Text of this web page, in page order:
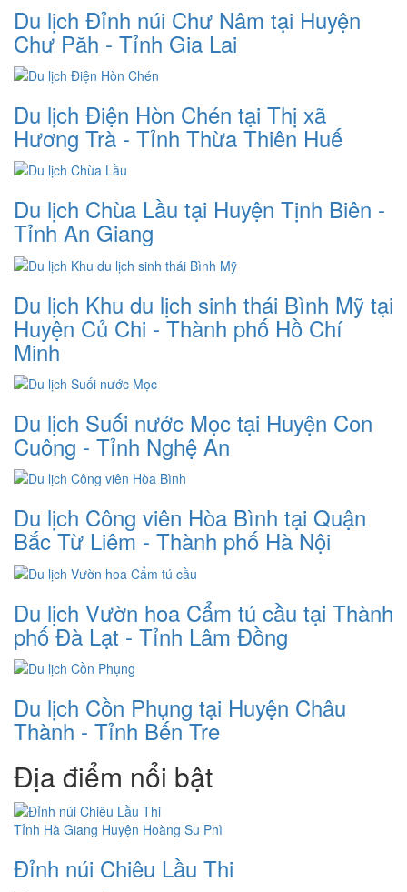
Du lịch Đỉnh núi Chư Nâm tại Huyện
Chư Păh - Tỉnh Gia Lai
Du lịch Điện Hòn Chén tại Thị xã
Hương Trà - Tỉnh Thừa Thiên Huế
Du lịch Chùa Lầu tại Huyện Tịnh Biên -
Tỉnh An Giang
Du lịch Khu du lịch sinh thái Bình Mỹ tại
Huyện Củ Chi - Thành phố Hồ Chí
Minh
Du lịch Suối nước Mọc tại Huyện Con
Cuông - Tỉnh Nghệ An
Du lịch Công viên Hòa Bình tại Quận
Bắc Từ Liêm - Thành phố Hà Nội
Du lịch Vườn hoa Cẩm tú cầu tại Thành
phố Đà Lạt - Tỉnh Lâm Đồng
Du lịch Cồn Phụng tại Huyện Châu
Thành - Tỉnh Bến Tre
Địa điểm nổi bật
Tỉnh Hà Giang Huyện Hoàng Su Phì
Đỉnh núi Chiêu Lầu Thi